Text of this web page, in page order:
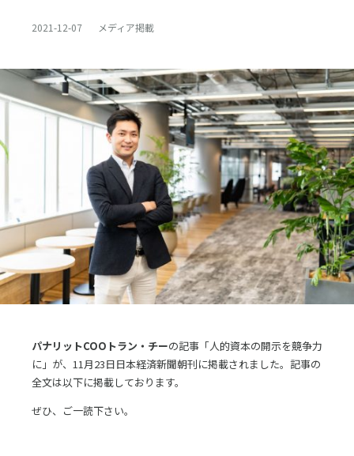
採用
ログイン
資料ダウンロード
2021-12-07 メディア掲載
パナリットCOOトラン・チーの記事「人的資本の開示を競争力
に」が、11月23日日本経済新聞朝刊に掲載されました。記事の
全文は以下に掲載しております。
ぜひ、ご一読下さい。